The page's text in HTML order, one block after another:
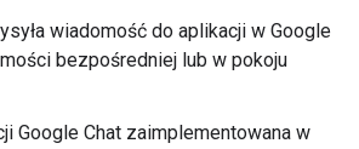
wiadomość do aplikacji w Google
bezpośredniej lub w pokoju
Google Chat zaimplementowana w